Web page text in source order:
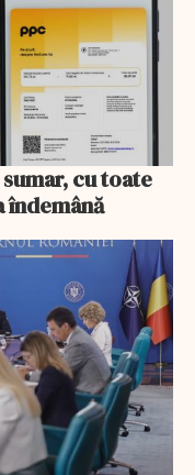
cu toate
îndemână